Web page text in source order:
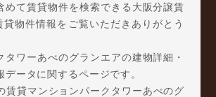
めて賃貸物件を検索できる大阪分譲賃
貸物件情報をご覧いただきありがとう
タワーあべのグランエアの建物詳細・
データに関するページです。
賃貸マンションパークタワーあべのグ